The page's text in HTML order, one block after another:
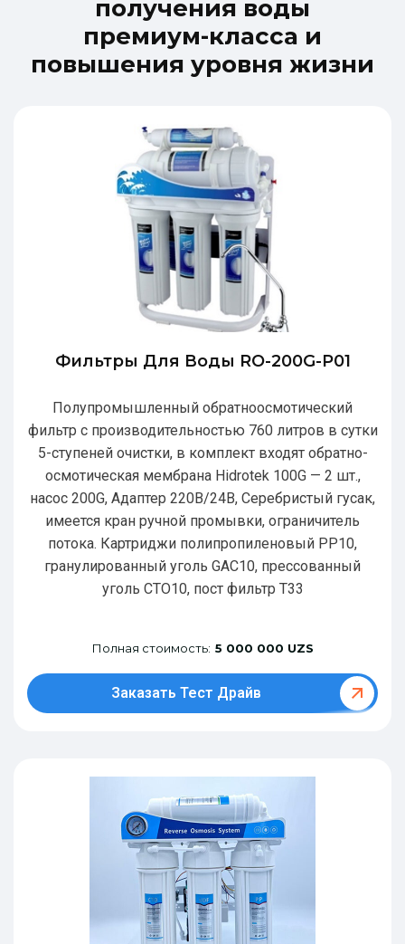
получения воды
премиум-класса и
повышения уровня жизни
Фильтры Для Воды RO-200G-P01
Полупромышленный обратноосмотический
фильтр с производительностью 760 литров в сутки
5-ступеней очистки, в комплект входят обратно-
осмотическая мембрана Hidrotek 100G — 2 шт.,
насос 200G, Адаптер 220В/24В, Серебристый гусак,
имеется кран ручной промывки, ограничитель
потока. Картриджи полипропиленовый РР10,
гранулированный уголь GAC10, прессованный
уголь CTO10, пост фильтр T33
Полная стоимость: 5 000 000 UZS
Заказать Тест Драйв